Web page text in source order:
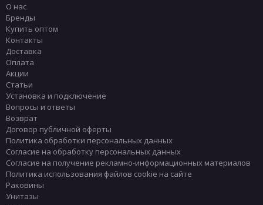
О нас
Бренды
Купить оптом
Контакты
Доставка
Оплата
Акции
Статьи
Установка и подключение
Вопросы и ответы
Возврат
Договор публичной оферты
Политика обработки персональных данных
Согласие на обработку персональных данных
Согласие на получение рекламно-информационных материалов
Политика использования файлов cookie на сайте
Раковины
Унитазы